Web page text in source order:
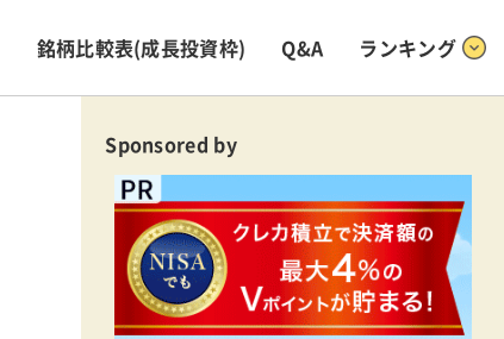
銘柄比較表(成長投資枠) Q&A ランキング
Sponsored by